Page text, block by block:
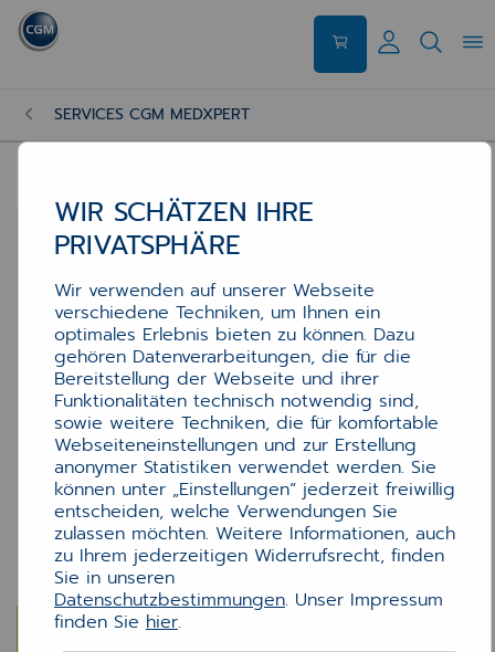
SERVICES CGM MEDXPERT
WIR SCHÄTZEN IHRE
PRIVATSPHÄRE
Wir verwenden auf unserer Webseite
verschiedene Techniken, um Ihnen ein
optimales Erlebnis bieten zu können. Dazu
gehören Datenverarbeitungen, die für die
Bereitstellung der Webseite und ihrer
Funktionalitäten technisch notwendig sind,
sowie weitere Techniken, die für komfortable
Webseiteneinstellungen und zur Erstellung
anonymer Statistiken verwendet werden. Sie
können unter „Einstellungen“ jederzeit freiwillig
entscheiden, welche Verwendungen Sie
zulassen möchten. Weitere Informationen, auch
zu Ihrem jederzeitigen Widerrufsrecht, finden
Sie in unseren
Datenschutzbestimmungen. Unser Impressum
finden Sie hier.